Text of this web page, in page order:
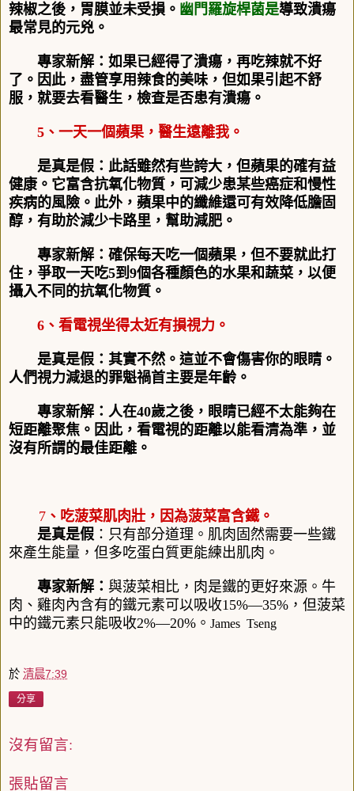
辣椒之後，胃膜並未受損。 幽門羅旋桿菌是導致潰瘍
最常見的元兇。
專家新解：如果已經得了潰瘍，再吃辣就不好
了。因此，盡管享用辣食的美味，但如果引起不舒
服，就要去看醫生，檢查是否患有潰瘍。
5 、一天一個蘋果，醫生遠離我。
是真是假：此話雖然有些誇大，但蘋果的確有益
健康。它富含抗氧化物質，可減少患某些癌症和慢性
疾病的風險。此外，蘋果中的纖維還可有效降低膽固
醇，有助於減少卡路里，幫助減肥。
專家新解：確保每天吃一個蘋果，但不要就此打
住，爭取一天吃5到9個各種顏色的水果和蔬菜，以便
攝入不同的抗氧化物質。
6、看電視坐得太近有損視力。
是真是假：其實不然。這並不會傷害你的眼睛。
人們視力減退的罪魁禍首主要是年齡。
專家新解：人在40歲之後，眼睛已經不太能夠在
短距離聚焦。因此，看電視的距離以能看清為準，並
沒有所謂的最佳距離。
7 、吃菠菜肌肉壯，因為菠菜富含鐵。
是真是假 ：只有部分道理。肌肉固然需要一些鐵
來產生能量，但多吃蛋白質更能練出肌肉。
專家新解： 與菠菜相比，肉是鐵的更好來源。牛
肉、雞肉內含有的鐵元素可以吸收15%—35%，但菠菜
中的鐵元素只能吸收2%—20%。 James Tseng
於 清晨7:39
分享
沒有留言:
張貼留言